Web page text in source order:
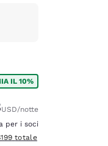
IL 10%
USD/notte
per i soci
i dettagli totali
totale